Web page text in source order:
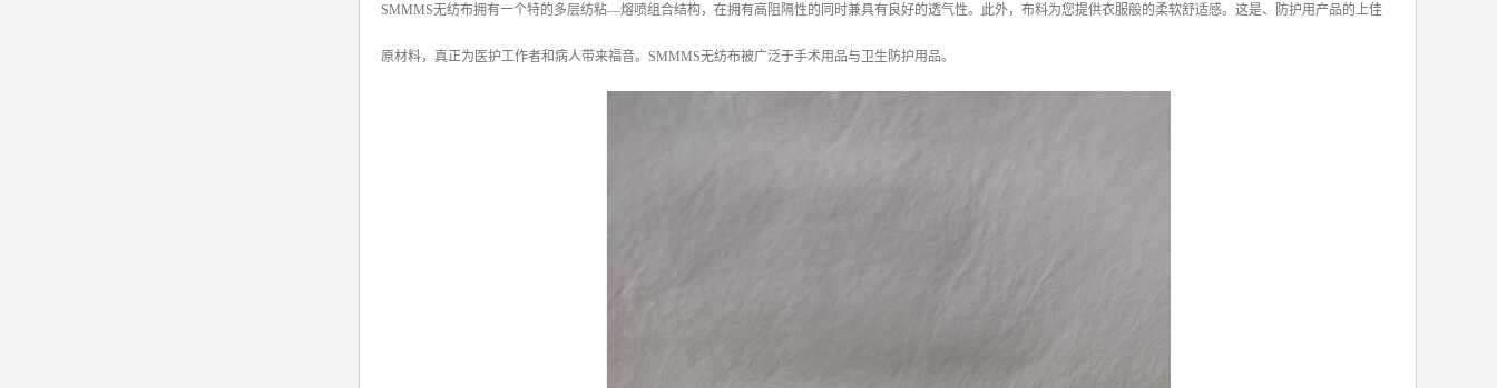
SMMMS无纺布拥有一个特的多层纺粘—熔喷组合结构，在拥有高阻隔性的同时兼具有良好的透气性。此外，布料为您提供衣服般的柔软舒适感。这是、防护用产品的上佳
原材料，真正为医护工作者和病人带来福音。SMMMS无纺布被广泛于手术用品与卫生防护用品。